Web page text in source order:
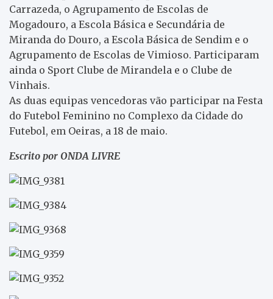
Carrazeda, o Agrupamento de Escolas de
Mogadouro, a Escola Básica e Secundária de
Miranda do Douro, a Escola Básica de Sendim e o
Agrupamento de Escolas de Vimioso. Participaram
ainda o Sport Clube de Mirandela e o Clube de
Vinhais.
As duas equipas vencedoras vão participar na Festa
do Futebol Feminino no Complexo da Cidade do
Futebol, em Oeiras, a 18 de maio.
Escrito por ONDA LIVRE